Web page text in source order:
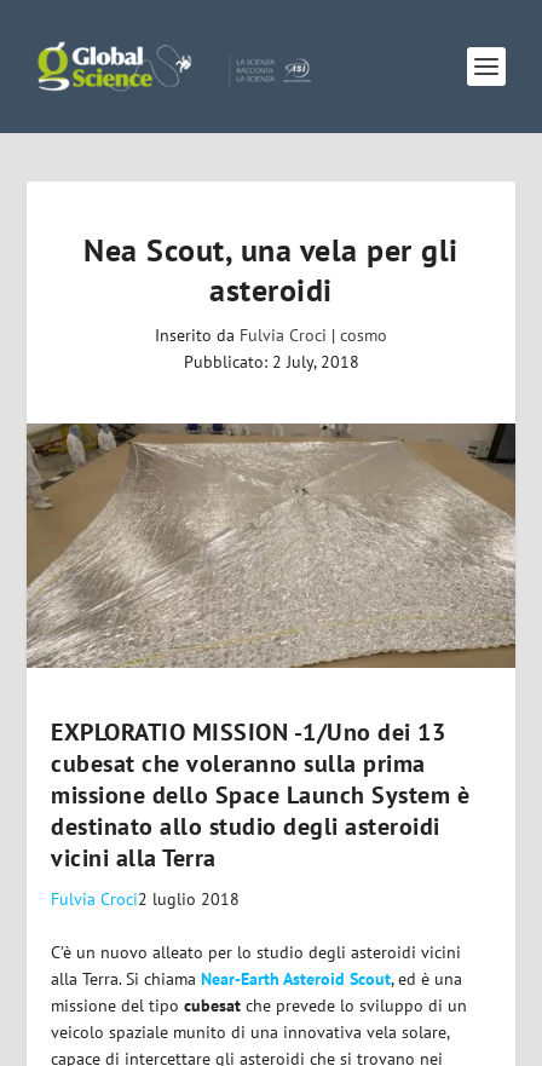
Nea Scout, una vela per gli
asteroidi
Inserito da Fulvia Croci | cosmo
Pubblicato: 2 July, 2018
EXPLORATIO MISSION -1/Uno dei 13
cubesat che voleranno sulla prima
missione dello Space Launch System è
destinato allo studio degli asteroidi
vicini alla Terra
Fulvia Croci2 luglio 2018
C’è un nuovo alleato per lo studio degli asteroidi vicini
alla Terra. Si chiamaNear-Earth Asteroid Scout, ed è una
missione del tipocubesat che prevede lo sviluppo di un
veicolo spaziale munito di una innovativa vela solare,
capace di intercettare gli asteroidi che si trovano nei